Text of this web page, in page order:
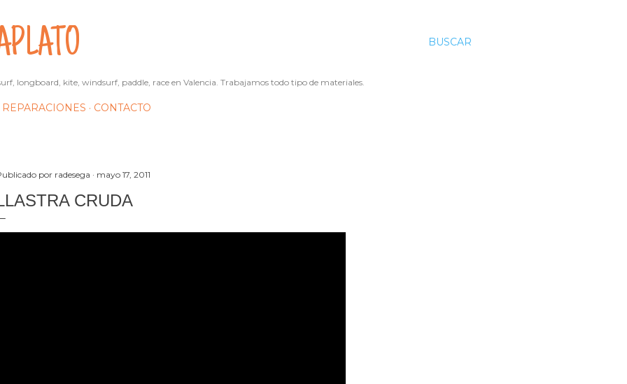
BUSCAR
longboard, kite, windsurf, paddle, race en Valencia. Trabajamos todo tipo de materiales.
REPARACIONES CONTACTO
por radesega mayo 17, 2011
CRUDA